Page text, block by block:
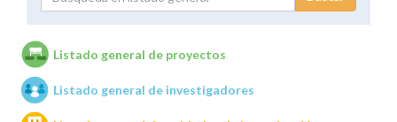
Unidades de investigación
Listado general de proyectos
Listado general de investigadores